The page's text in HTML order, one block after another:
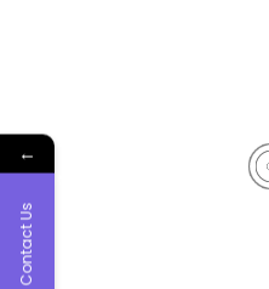
←
Contact Us